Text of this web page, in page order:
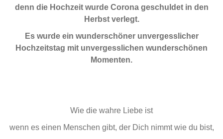
denn die Hochzeit wurde Corona geschuldet in den
Herbst verlegt.
Es wurde ein wunderschöner unvergesslicher
Hochzeitstag mit unvergesslichen wunderschönen
Momenten.
Wie die wahre Liebe ist
wenn es einen Menschen gibt, der Dich nimmt wie du bist,